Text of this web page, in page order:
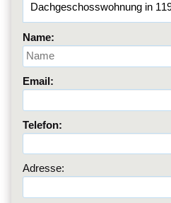
Name:
Email:
Telefon:
Adresse: